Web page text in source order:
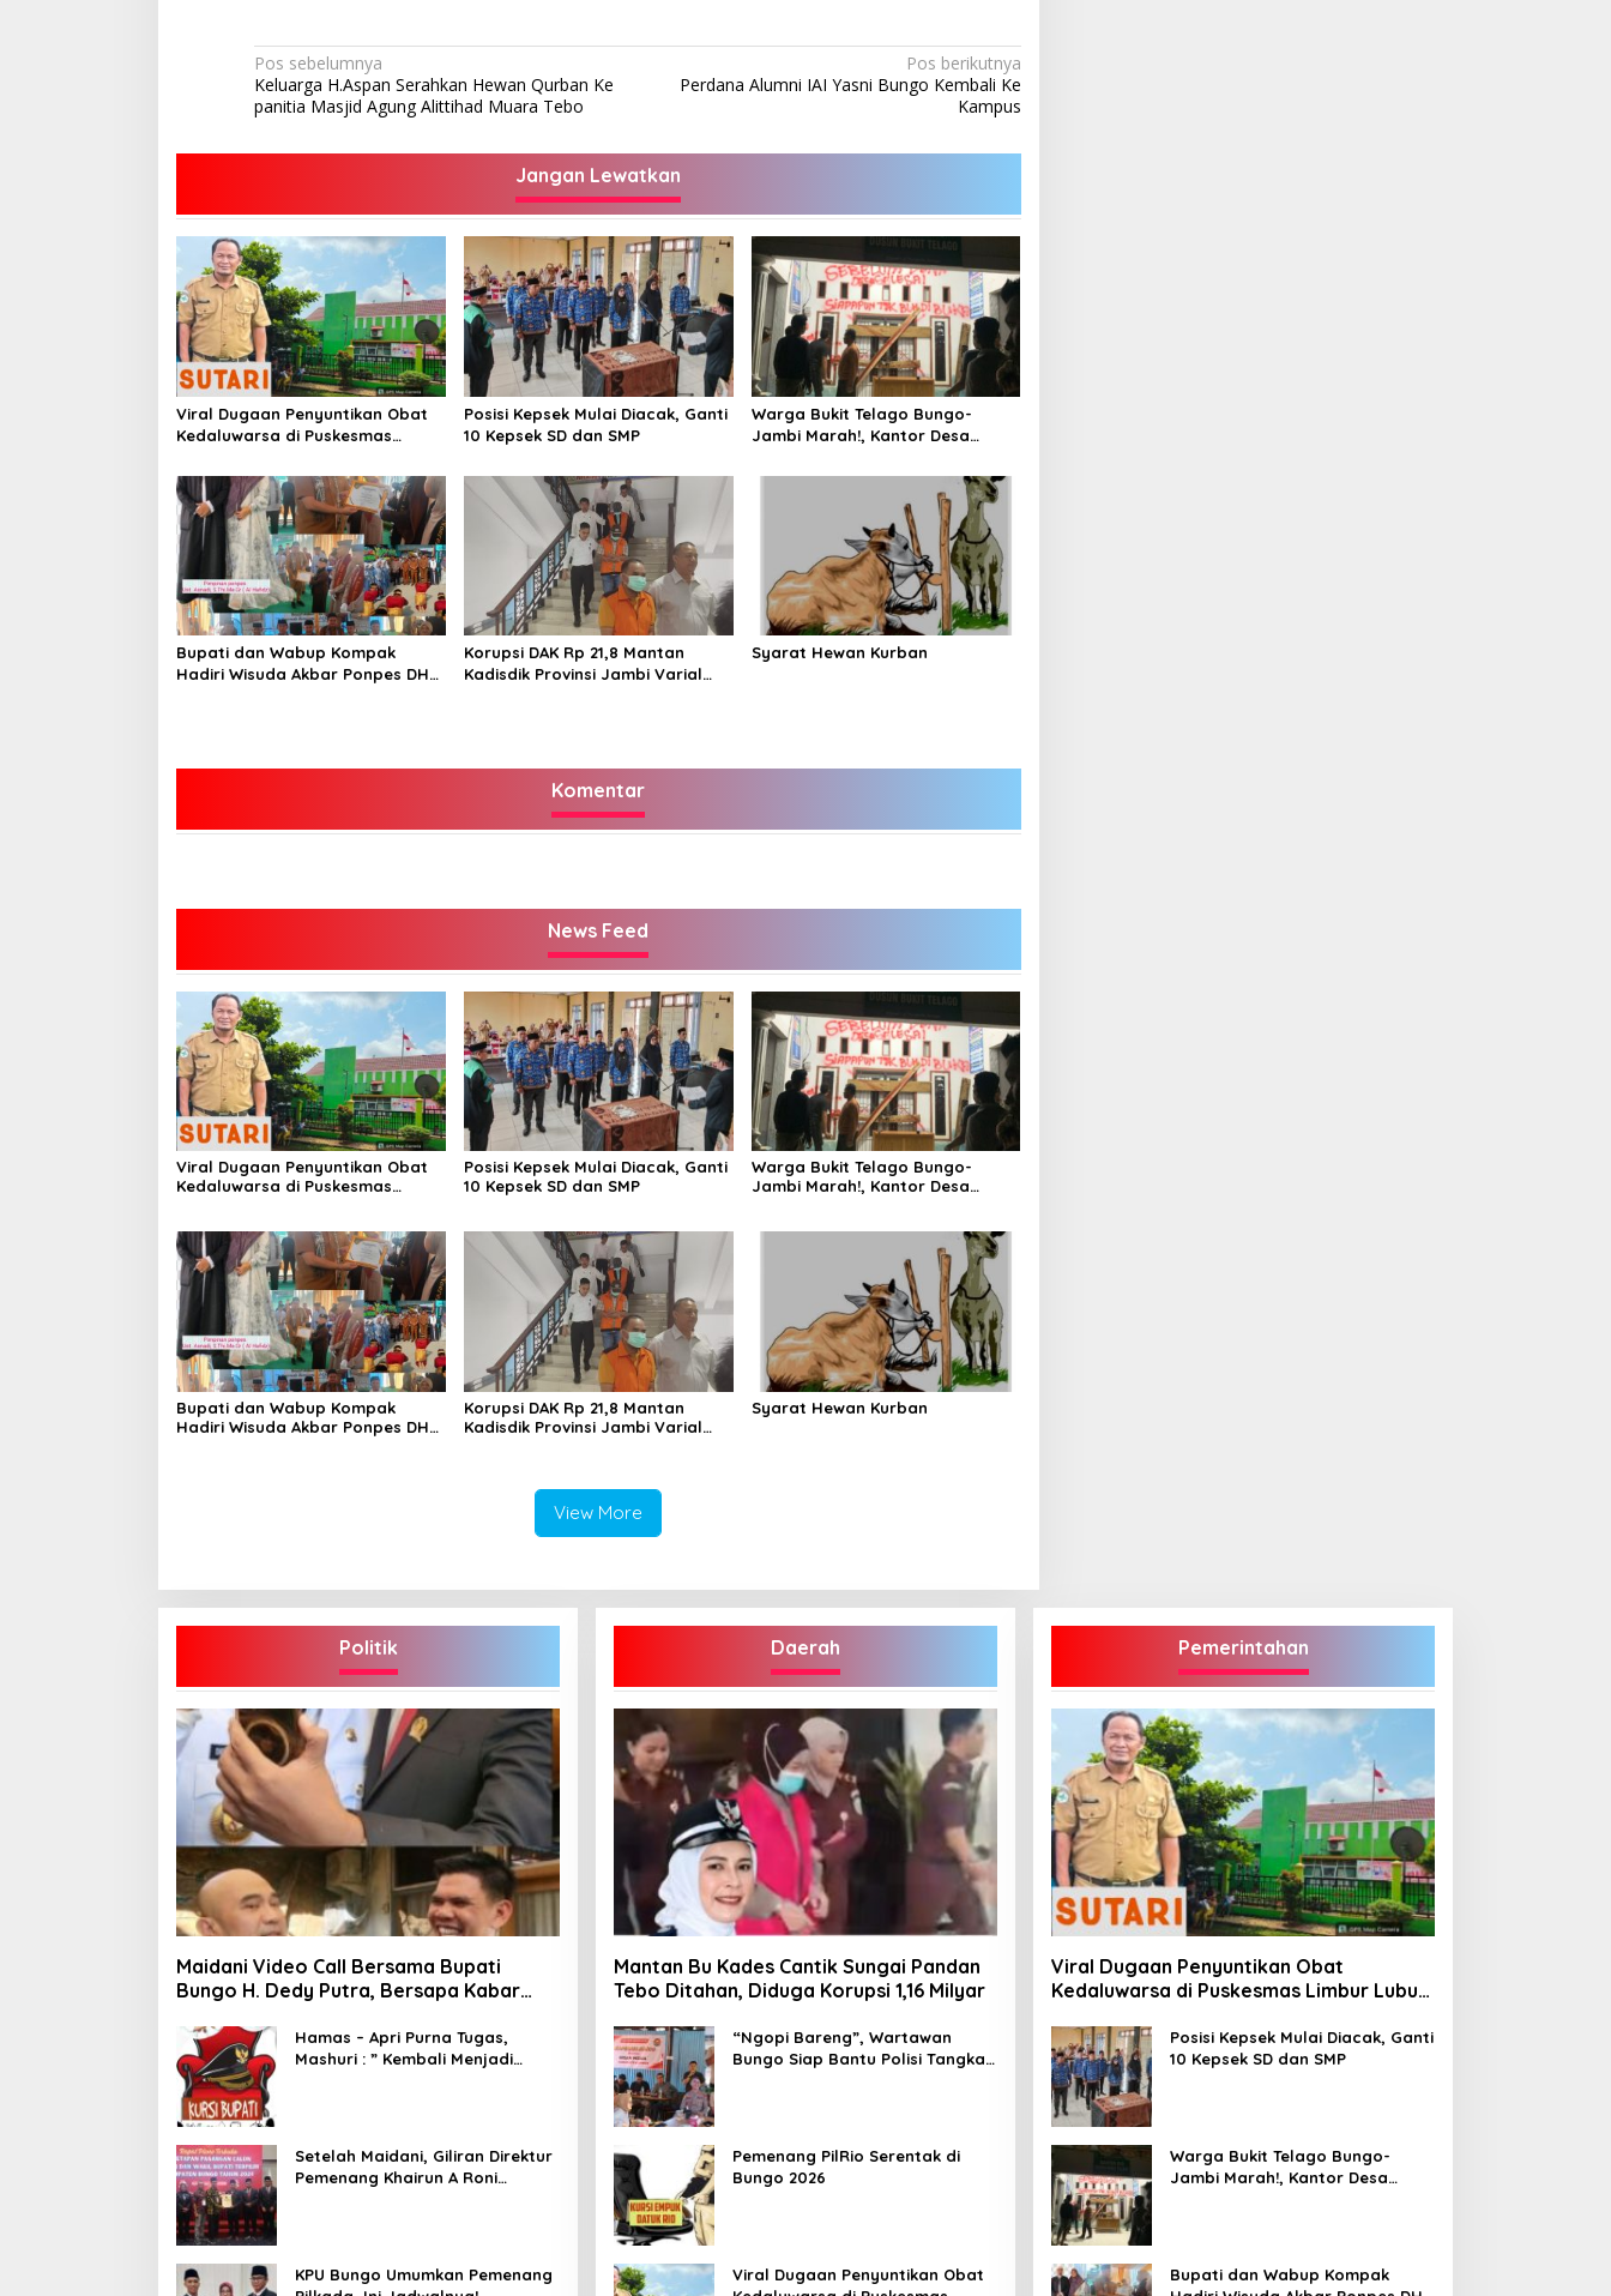
Navigasi
pos
Pos sebelumnya
Keluarga H.Aspan Serahkan Hewan Qurban Ke
panitia Masjid Agung Alittihad Muara Tebo
Pos berikutnya
Perdana Alumni IAI Yasni Bungo Kembali Ke
Kampus
Jangan Lewatkan
Viral Dugaan Penyuntikan Obat
Kedaluwarsa di Puskesmas
Obat Belum Sempat Masuk ke
Tubuh Pasien
Posisi Kepsek Mulai Diacak, Ganti
10 Kepsek SD dan SMP
Warga Bukit Telago Bungo-
Jambi Marah!, Kantor Desa
Bupati dan Wabup Kompak
Hadiri Wisuda Akbar Ponpes DHA
Korupsi DAK Rp 21,8 Mantan
Kadisdik Provinsi Jambi Varial
Syarat Hewan Kurban
Komentar
News Feed
Viral Dugaan Penyuntikan Obat
Kedaluwarsa di Puskesmas
Tubuh Pasien
Posisi Kepsek Mulai Diacak, Ganti
10 Kepsek SD dan SMP
Warga Bukit Telago Bungo-
Jambi Marah!, Kantor Desa
Bupati dan Wabup Kompak
Hadiri Wisuda Akbar Ponpes DHA
Korupsi DAK Rp 21,8 Mantan
Kadisdik Provinsi Jambi Varial
Syarat Hewan Kurban
View More
Politik
Maidani Video Call Bersama Bupati
Bungo H. Dedy Putra, Bersapa Kabar
Hamas – Apri Purna Tugas,
Mashuri : ” Kembali Menjadi
Setelah Maidani, Giliran Direktur
Pemenang Khairun A Roni
KPU Bungo Umumkan Pemenang
Daerah
Mantan Bu Kades Cantik Sungai Pandan
Tebo Ditahan, Diduga Korupsi 1,16 Milyar
“Ngopi Bareng”, Wartawan
Bungo Siap Bantu Polisi Tangkal
Pemenang PilRio Serentak di
Bungo 2026
Viral Dugaan Penyuntikan Obat
Pemerintahan
Viral Dugaan Penyuntikan Obat
Kedaluwarsa di Puskesmas Limbur Lubuk
Masuk ke Tubuh PasienPosisi Kepsek Mulai Diacak, Ganti
10 Kepsek SD dan SMP
Warga Bukit Telago Bungo-
Jambi Marah!, Kantor Desa
Bupati dan Wabup Kompak